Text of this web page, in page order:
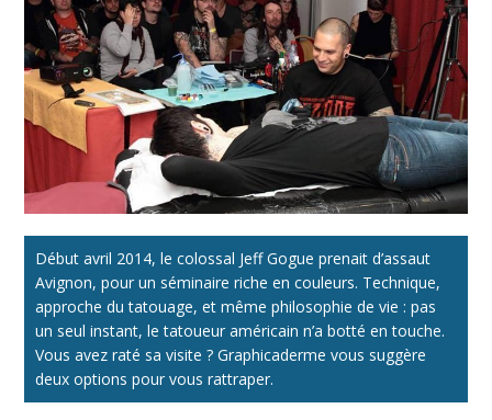
Début avril 2014, le colossal Jeff Gogue prenait d’assaut
Avignon, pour un séminaire riche en couleurs. Technique,
approche du tatouage, et même philosophie de vie : pas
un seul instant, le tatoueur américain n’a botté en touche.
Vous avez raté sa visite ? Graphicaderme vous suggère
deux options pour vous rattraper.